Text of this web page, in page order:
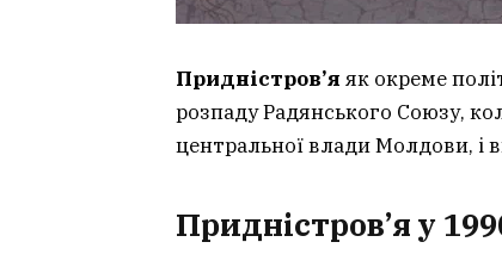
Придністров’я як окреме
розпаду Радянського Союзу,
центральної влади Молдови, і
Придністров’я у